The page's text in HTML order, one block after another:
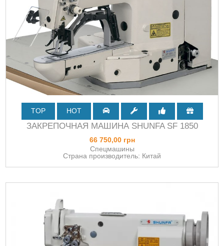
TOP HOT
ЗАКРЕПОЧНАЯ МАШИНА SHUNFA SF 1850
66 750,00 грн
Спецмашины
Страна производитель: Китай